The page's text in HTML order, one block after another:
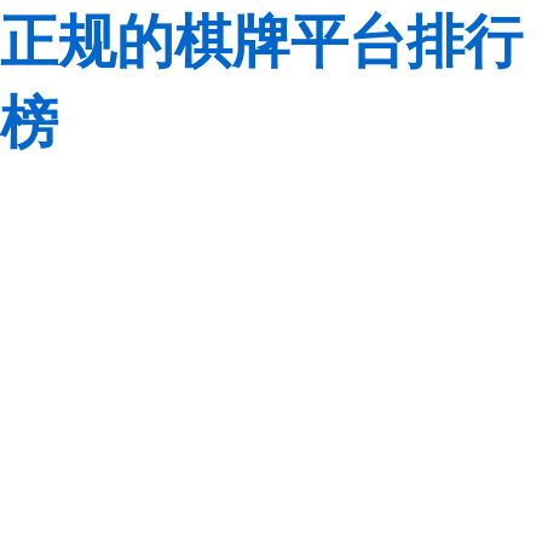
正规的棋牌平台排行
榜